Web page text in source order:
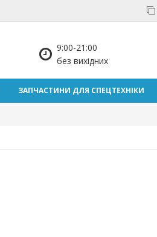
9:00-21:00
без вихідних
ЗАПЧАСТИНИ ДЛЯ СПЕЦТЕХНІКИ